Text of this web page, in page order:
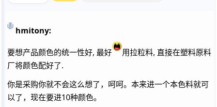
hmitony:
要想产品颜色的统一性好, 最好
用拉粒料, 直接在塑料原料
厂将颜色配好了.
你是采购你就不会这么想了，呵呵。本来进一个本色料就可
以了，现在要进10种颜色。